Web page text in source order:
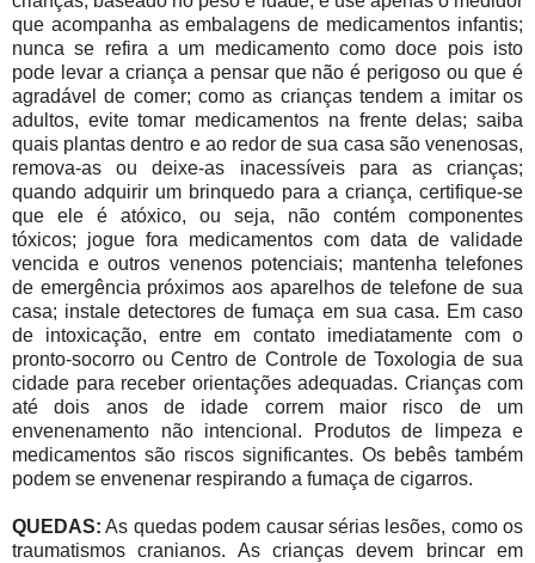
que acompanha as embalagens de medicamentos infantis;
nunca se refira a um medicamento como doce pois isto
pode levar a criança a pensar que não é perigoso ou que é
agradável de comer; como as crianças tendem a imitar os
adultos, evite tomar medicamentos na frente delas; saiba
quais plantas dentro e ao redor de sua casa são venenosas,
remova-as ou deixe-as inacessíveis para as crianças;
quando adquirir um brinquedo para a criança, certifique-se
que ele é atóxico, ou seja, não contém componentes
tóxicos; jogue fora medicamentos com data de validade
vencida e outros venenos potenciais; mantenha telefones
de emergência próximos aos aparelhos de telefone de sua
casa; instale detectores de fumaça em sua casa. Em caso
de intoxicação, entre em contato imediatamente com o
pronto-socorro ou Centro de Controle de Toxologia de sua
cidade para receber orientações adequadas. Crianças com
até dois anos de idade correm maior risco de um
envenenamento não intencional. Produtos de limpeza e
medicamentos são riscos significantes. Os bebês também
podem se envenenar respirando a fumaça de cigarros.
QUEDAS: As quedas podem causar sérias lesões, como os
traumatismos cranianos. As crianças devem brincar em